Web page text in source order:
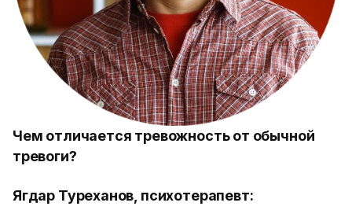
Чем отличается тревожность от обычной
тревоги?
Ягдар Туреханов, психотерапевт: